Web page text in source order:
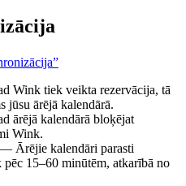
Wink tiek veikta rezervācija, tā
jūsu ārējā kalendārā.
ārējā kalendārā bloķējat
Wink.
— Ārējie kalendāri parasti
15–60 minūtēm, atkarībā no